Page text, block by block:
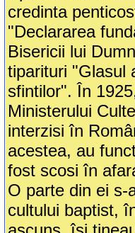
credinta
"Declararea
Bisericii lui
tiparituri "Glasul
sfintilor". În
Ministerului
interzisi în
acestea, au
fost scosi în
O parte din ei s-
cultului baptist,